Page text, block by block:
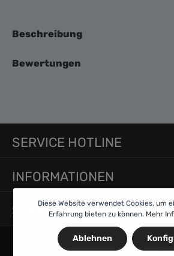
Beschreibung
Bewertungen
SERVICE HOTLINE
INFORMATIONEN
SERVICEDiese Website verwendet Cookies, um
Erfahrung bieten zu können. Mehr
Ablehnen